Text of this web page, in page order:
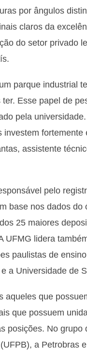
por ângulos
claros da
do setor privado
parque industrial
Esse papel de
pela
investem fortemente
assistente
pelo
base nos dados do
25 maiores
UFMG lidera
paulistas de
a Universidade de
aqueles que
que possuem
posições. No grupo
a Petrobras